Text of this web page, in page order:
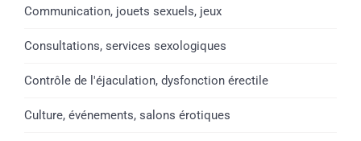
Communication, jouets sexuels, jeux
Consultations, services sexologiques
Contrôle de l'éjaculation, dysfonction érectile
Culture, événements, salons érotiques